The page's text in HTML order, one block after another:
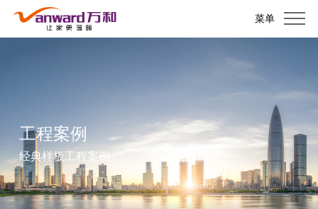
菜单
工程案例
经典样板工程案例